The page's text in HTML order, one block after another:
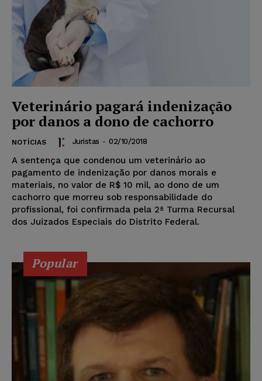
Veterinário pagará indenização
por danos a dono de cachorro
NOTÍCIAS Juristas - 02/10/2018
A sentença que condenou um veterinário ao
pagamento de indenização por danos morais e
materiais, no valor de R$ 10 mil, ao dono de um
cachorro que morreu sob responsabilidade do
profissional, foi confirmada pela 2ª Turma Recursal
dos Juizados Especiais do Distrito Federal.
Popular